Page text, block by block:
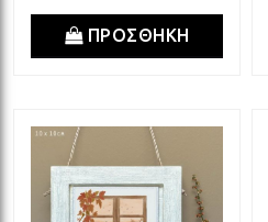
ΠΡΟΣΘΗΚΗ